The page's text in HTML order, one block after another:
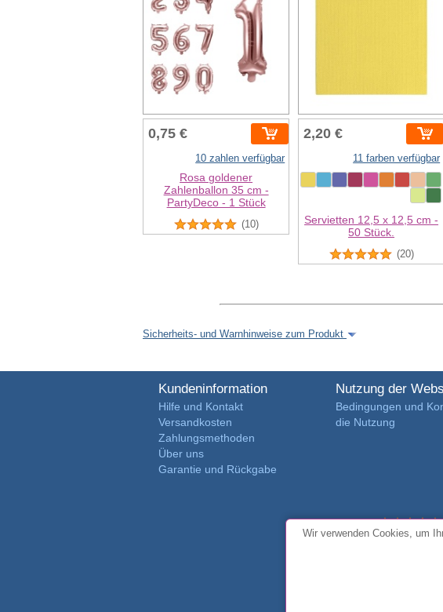
0,75 €
10 zahlen verfügbar
Rosa goldener
Zahlenballon 35 cm -
PartyDeco - 1 Stück
(10)
2,20 €
11 farben verfügbar
Servietten 12,5 x 12,5 cm -
50 Stück.
(20)
Sicherheits- und Warnhinweise zum Produkt
Kundeninformation
Hilfe und Kontakt
Versandkosten
Zahlungsmethoden
Über uns
Garantie und Rückgabe
Nutzung der
Bedingungen und
die Nutzung
Wir verwenden Cookies, um